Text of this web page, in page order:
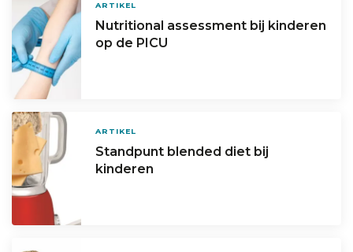
ARTIKEL
Nutritional assessment bij kinderen
op de PICU
ARTIKEL
Standpunt blended diet bij
kinderen